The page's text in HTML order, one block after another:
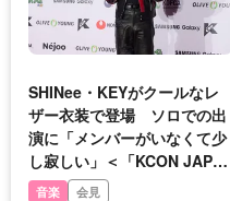
SHINee・KEYがクールなレ
ザー衣装で登場 ソロでの出
演に「メンバーがいなくて少
し寂しい」＜「KCON JAPA
N 2024」レッドカーペット＞
音楽 会見